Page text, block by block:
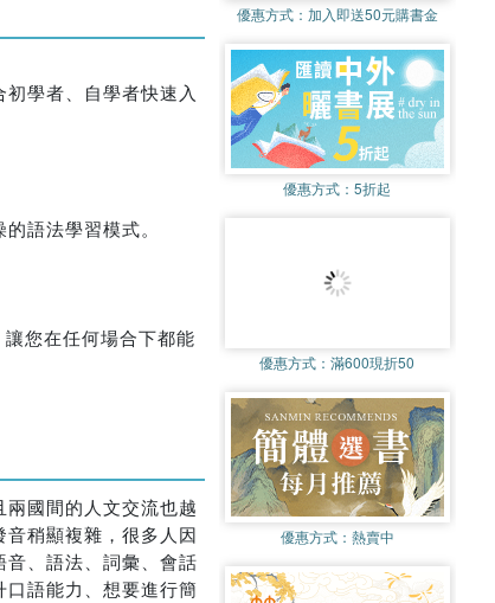
學者、自學者快速入
語法學習模式。
您在任何場合下都能
國間的人文交流也越
稍顯複雜，很多人因
、語法、詞彙、會話
語能力、想要進行簡
優惠方式： 加入即送50元購書金
優惠方式：5折起
優惠方式：滿600現折50
優惠方式： 熱賣中